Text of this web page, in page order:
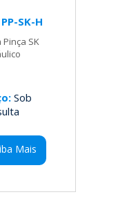
SK-H
Pinça SK
Sob
Mais